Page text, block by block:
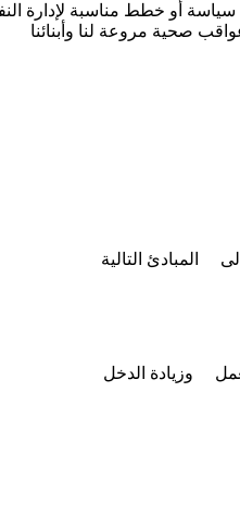
سياسة أو خطط مناسبة لإدارة
صحية مروعة لنا وأبنائنا
المبادئ التالية
وزيادة الدخل